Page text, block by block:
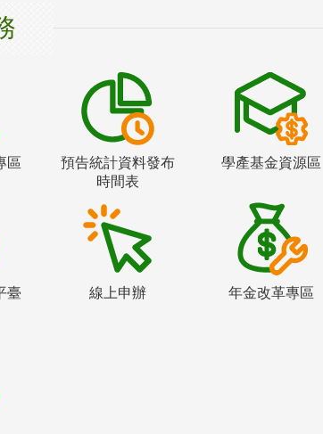
區
預告統計資料發布
時間表
學產基金資源區
臺 線上申辦 年金改革專區